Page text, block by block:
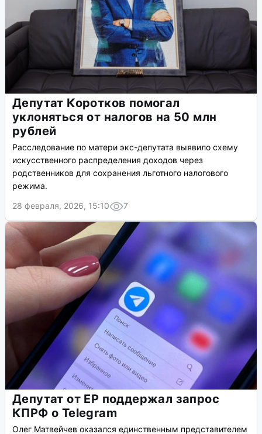
Депутат Коротков помогал
уклоняться от налогов на 50 млн
рублей
Расследование по матери экс-депутата выявило схему
искусственного распределения доходов через
родственников для сохранения льготного налогового
режима.
28 февраля, 2026, 15:10
7
Депутат от ЕР поддержал запрос
КПРФ о Telegram
Олег Матвейчев оказался единственным представителем